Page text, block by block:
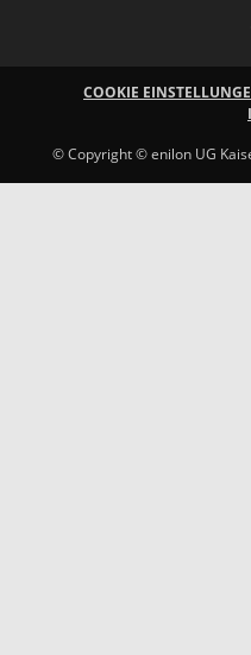
COOKIE
© Copyright © enilon UG